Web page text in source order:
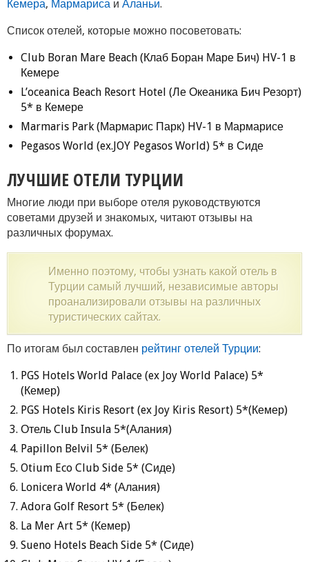
Кемера, Мармариса и Аланьи.
Список отелей, которые можно посоветовать:
Club Boran Mare Beach (Клаб Боран Маре Бич) HV-1 в
Кемере
L’oceanica Beach Resort Hotel (Ле Океаника Бич Резорт)
5* в Кемере
Marmaris Park (Мармарис Парк) HV-1 в Мармарисе
Pegasos World (ex.JOY Pegasos World) 5* в Сиде
ЛУЧШИЕ ОТЕЛИ ТУРЦИИ
Многие люди при выборе отеля руководствуются
советами друзей и знакомых, читают отзывы на
различных форумах.
Именно поэтому, чтобы узнать какой отель в
Турции самый лучший, независимые авторы
проанализировали отзывы на различных
туристических сайтах.
По итогам был составлен рейтинг отелей Турции:
PGS Hotels World Palace (ex Joy World Palace) 5*
(Кемер)
PGS Hotels Kiris Resort (ex Joy Kiris Resort) 5*(Кемер)
Отель Club Insula 5*(Алания)
Papillon Belvil 5* (Белек)
Otium Eco Club Side 5* (Сиде)
Lonicera World 4* (Алания)
Adora Golf Resort 5* (Белек)
La Mer Art 5* (Кемер)
Sueno Hotels Beach Side 5* (Сиде)